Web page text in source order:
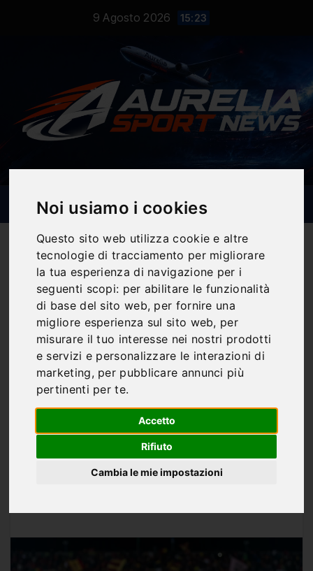
Noi usiamo i cookies
Questo sito web utilizza cookie e altre
tecnologie di tracciamento per migliorare
la tua esperienza di navigazione per i
seguenti scopi: per abilitare le funzionalità
di base del sito web, per fornire una
migliore esperienza sul sito web, per
misurare il tuo interesse nei nostri prodotti
e servizi e personalizzare le interazioni di
marketing, per pubblicare annunci più
pertinenti per te.
Accetto
Rifiuto
Cambia le mie impostazioni
9 Agosto 2026 15:23
Notizie Sportive
Catanzaro-Palermo,
semifinale playoff:
quote, gol e bomber in
vetrina